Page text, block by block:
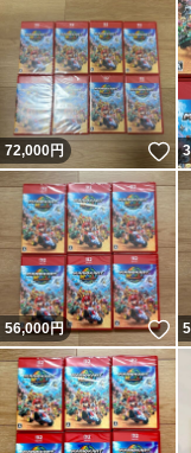
72,000円
56,000円